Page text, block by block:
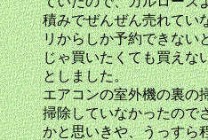
積みでぜんぜん売れてい
リからしか予約できない
じゃ買いたくても買えな
としました。
エアコンの室外機の裏の
掃除していなかったので
かと思いきや、うっすら